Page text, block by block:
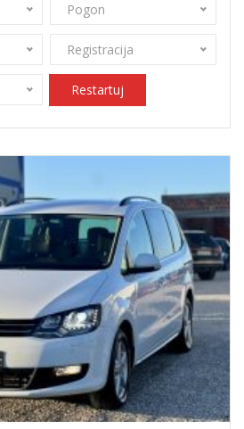
Pogon
Registracija
Restartuj